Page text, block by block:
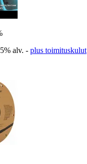
alv. - plus toimituskulut